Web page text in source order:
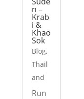
n –
Krab
i &
Khao
Sok
Blog,
Thail
and
Run